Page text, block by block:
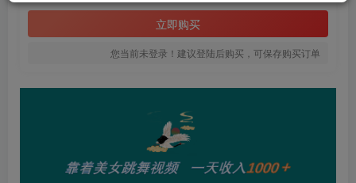
立即购买
您当前未登录！建议登陆后购买，可保存购买订单